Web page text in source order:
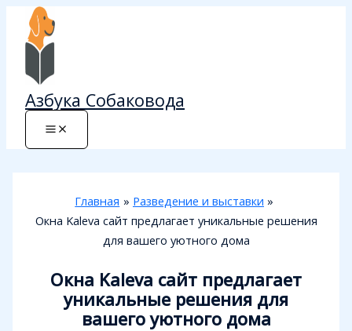
Перейти
содержимому
Азбука Собаковода
Главная
Разведение и выставки
Окна Kaleva сайт предлагает уникальные решения
для вашего уютного дома
Окна Kaleva сайт предлагает
уникальные решения для
вашего уютного дома